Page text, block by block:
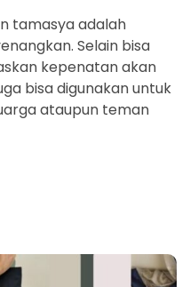
tamasya adalah
Selain bisa
kepenatan akan
bisa digunakan untuk
ataupun teman